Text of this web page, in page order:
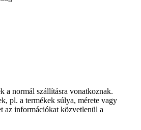
a normál szállításra vonatkoznak.
pl. a termékek súlya, mérete vagy
az információkat közvetlenül a